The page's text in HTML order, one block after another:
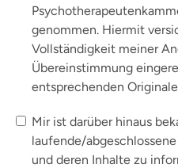
genommen. Hiermit
Vollständigkeit meiner
Übereinstimmung
entsprechenden
Mir ist darüber hinaus
laufende/
und deren Inhalte zu